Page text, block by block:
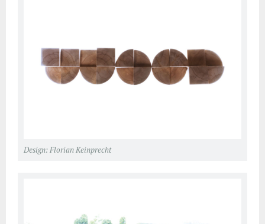
Design: Florian Keinprecht